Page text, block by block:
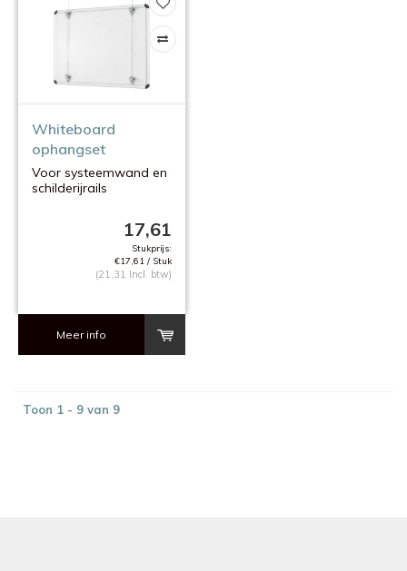
Whiteboard
ophangset
Voor systeemwand en
schilderijrails
17,61
Stukprijs:
€17,61 / Stuk
(21,31 Incl. btw)
Meer info
Toon 1 - 9 van 9